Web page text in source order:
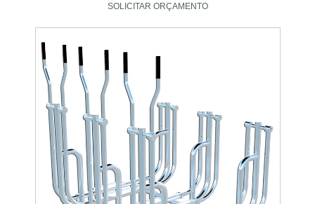
SOLICITAR ORÇAMENTO